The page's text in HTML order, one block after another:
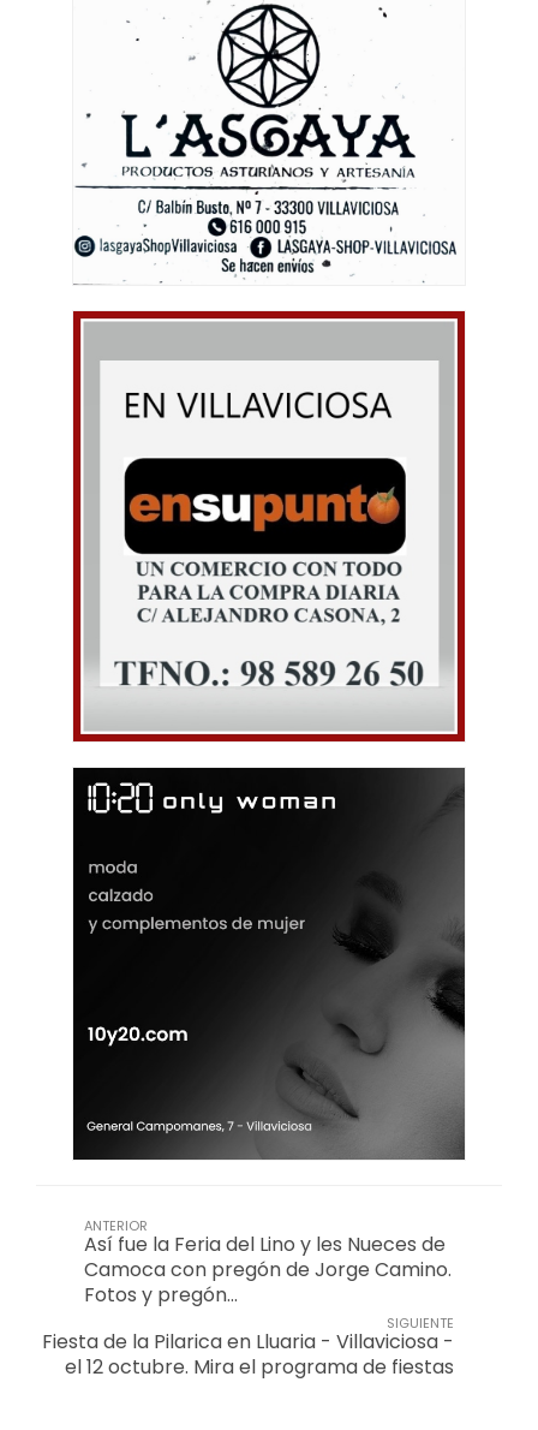
ANTERIOR
Así fue la Feria del Lino y les Nueces de
Camoca con pregón de Jorge Camino.
Fotos y pregón…
SIGUIENTE
Fiesta de la Pilarica en Lluaria - Villaviciosa -
el 12 octubre. Mira el programa de fiestas